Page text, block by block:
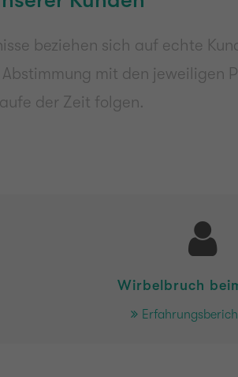
beziehen sich auf echte
mit den jeweiligen
der Zeit folgen.
Wirbelbruch